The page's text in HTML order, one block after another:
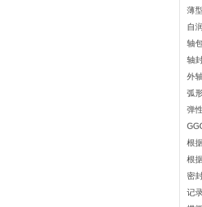
薄
自
轴
轴
外
弧
弹
根
根
密
记